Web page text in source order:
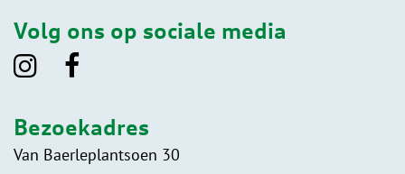
Volg ons op sociale media
Bezoekadres
Van Baerleplantsoen 30